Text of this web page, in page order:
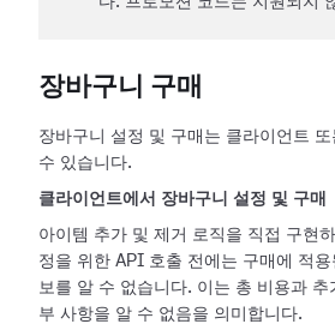
장바구니 구매
장바구니 설정 및 구매는 클라이언트
수 있습니다.
클라이언트에서 장바구니 설정 및 구매
아이템 추가 및 제거 로직을 직접 구현
정을 위한 API 호출 전에는 구매에 적
보를 알 수 없습니다. 이는 총 비용과 추
부 사항을 알 수 없음을 의미합니다.